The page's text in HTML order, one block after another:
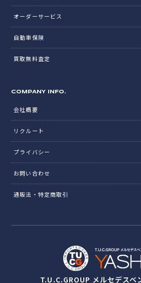
オーダーサービス
自動車保険
買取無料査定
COMPANY INFO.
会社概要
リクルート
プライバシー
お問い合わせ
通販法・特定商取引
T.U.C.GROUP メルセデスベ